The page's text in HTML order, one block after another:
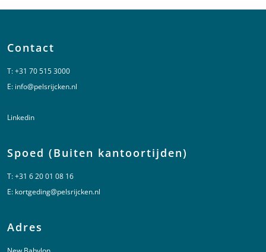
Contact
T:+31 70 515 3000
E: info@pelsrijcken.nl
Linkedin
Spoed (Buiten kantoortijden)
T:+31 6 20 01 08 16
E: kortgeding@pelsrijcken.nl
Adres